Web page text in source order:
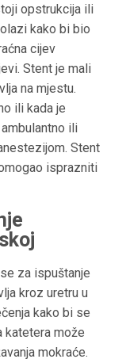
opstrukcija ili
kako bi bio
cijev
Stent je mali
na mjestu.
ili kada je
ili
Stent
isprazniti
za ispuštanje
kroz uretru u
kako bi se
katetera može
mokraće.